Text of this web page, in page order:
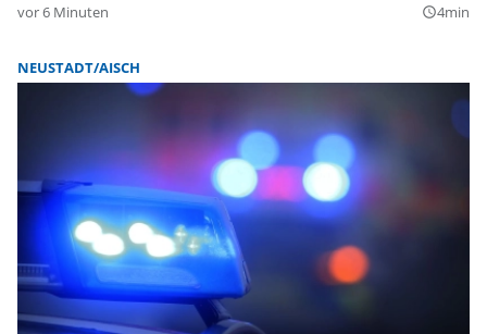
vor 6 Minuten query_builder4min
NEUSTADT/AISCH